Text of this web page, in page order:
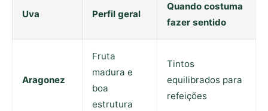
Uva Perfil geral
Quando costuma
fazer sentido
Aragonez
Fruta
madura e
boa
estrutura
Tintos
equilibrados para
refeições